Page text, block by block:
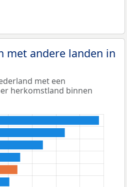
met andere landen in
met een
herkomstland binnen